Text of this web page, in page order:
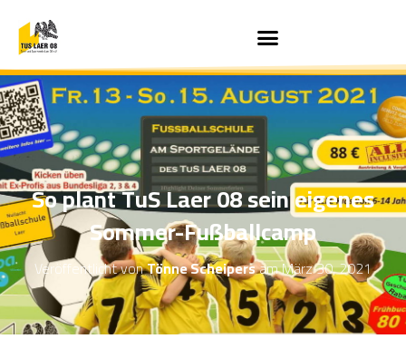
So plant TuS Laer 08 sein eigenes
Sommer-Fußballcamp
Veröffentlicht vonTönne ScheipersamMärz 30, 2021